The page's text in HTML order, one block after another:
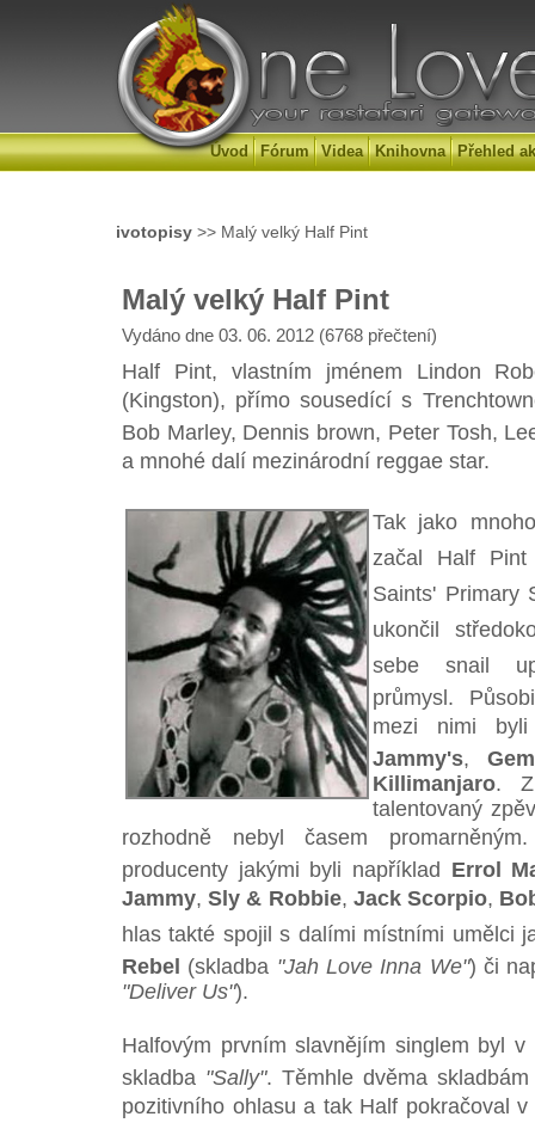
Úvod Fórum Videa Knihovna Přehled
ivotopisy >> Malý velký Half Pint
Malý velký Half Pint
Vydáno dne 03. 06. 2012 (6768 přečtení)
Half Pint, vlastním jménem Lindon
(Kingston), přímo sousedící s
Bob Marley, Dennis brown, Peter Tosh,
a mnohé dalí mezinárodní reggae star.
Tak jako
začal Half Pint
Saints' Primary
ukončil
sebe snail
průmysl.
mezi nimi
Jammy's,
Killimanjaro.
talentovaný
rozhodně nebyl časem
producenty jakými byli například Errol
Jammy,Sly & Robbie, Jack Scorpio,
hlas takté spojil s dalími místními umělci
Rebel (skladba "Jah Love Inna We") či
"Deliver Us").
Halfovým prvním slavnějím singlem byl
skladba "Sally". Těmhle dvěma
pozitivního ohlasu a tak Half pokračoval v